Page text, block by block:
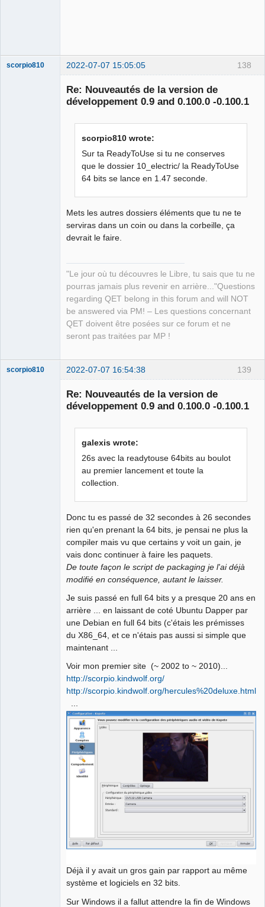
138
scorpio810 2022-07-07 15:05:05
Re: Nouveautés de la version de
développement 0.9 and 0.100.0 -0.100.1
scorpio810 wrote:
Sur ta ReadyToUse si tu ne conserves
que le dossier 10_electric/ la ReadyToUse
64 bits se lance en 1.47 seconde.
Mets les autres dossiers éléments que tu ne te
serviras dans un coin ou dans la corbeille, ça
devrait le faire.
"Le jour où tu découvres le Libre, tu sais que tu ne
pourras jamais plus revenir en arrière..."Questions
regarding QET belong in this forum and will NOT
be answered via PM! – Les questions concernant
QET doivent être posées sur ce forum et ne
seront pas traitées par MP !
139
scorpio810 2022-07-07 16:54:38
Re: Nouveautés de la version de
développement 0.9 and 0.100.0 -0.100.1
galexis wrote:
26s avec la readytouse 64bits au boulot
au premier lancement et toute la
collection.
Donc tu es passé de 32 secondes à 26 secondes
rien qu'en prenant la 64 bits, je pensai ne plus la
compiler mais vu que certains y voit un gain, je
vais donc continuer à faire les paquets.
De toute façon le script de packaging je l'ai déjà
modifié en conséquence, autant le laisser.
Je suis passé en full 64 bits y a presque 20 ans en
arrière ... en laissant de coté Ubuntu Dapper par
une Debian en full 64 bits (c'étais les prémisses
du X86_64, et ce n'étais pas aussi si simple que
maintenant ...
Voir mon premier site (~ 2002 to ~ 2010)...
http://scorpio.kindwolf.org/
http://scorpio.kindwolf.org/hercules%20deluxe.html
Déjà il y avait un gros gain par rapport au même
système et logiciels en 32 bits.
Sur Windows il a fallut attendre la fin de Windows